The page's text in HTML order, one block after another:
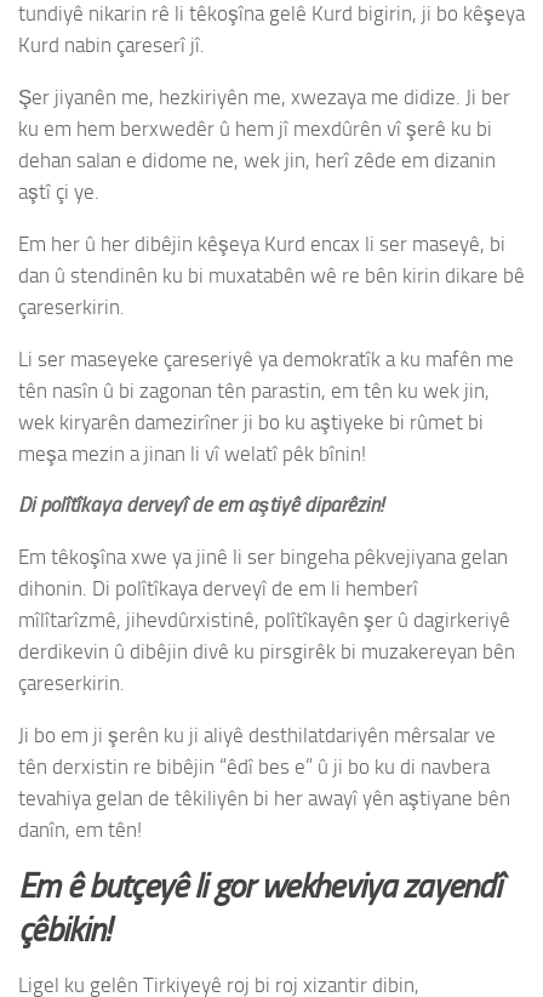
tundiyê nikarin rê li têkoşîna gelê Kurd bigirin, ji bo kêşeya
Kurd nabin çareserî jî.
Şer jiyanên me, hezkiriyên me, xwezaya me didize. Ji ber
ku em hem berxwedêr û hem jî mexdûrên vî şerê ku bi
dehan salan e didome ne, wek jin, herî zêde em dizanin
aştî çi ye.
Em her û her dibêjin kêşeya Kurd encax li ser maseyê, bi
dan û stendinên ku bi muxatabên wê re bên kirin dikare bê
çareserkirin.
Li ser maseyeke çareseriyê ya demokratîk a ku mafên me
tên nasîn û bi zagonan tên parastin, em tên ku wek jin,
wek kiryarên damezirîner ji bo ku aştiyeke bi rûmet bi
meşa mezin a jinan li vî welatî pêk bînin!
Di polîtîkaya derveyî de em aştiyê diparêzin!
Em têkoşîna xwe ya jinê li ser bingeha pêkvejiyana gelan
dihonin. Di polîtîkaya derveyî de em li hemberî
mîlîtarîzmê, jihevdûrxistinê, polîtîkayên şer û dagirkeriyê
derdikevin û dibêjin divê ku pirsgirêk bi muzakereyan bên
çareserkirin.
Ji bo em ji şerên ku ji aliyê desthilatdariyên mêrsalar ve
tên derxistin re bibêjin “êdî bes e” û ji bo ku di navbera
tevahiya gelan de têkiliyên bi her awayî yên aştiyane bên
danîn, em tên!
Em ê butçeyê li gor wekheviya zayendî
çêbikin!
Ligel ku gelên Tirkiyeyê roj bi roj xizantir dibin,